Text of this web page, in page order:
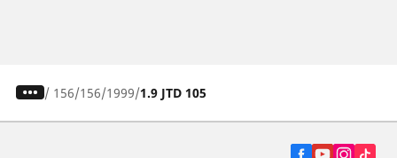
/ 156 156 1999 1.9 JTD 105